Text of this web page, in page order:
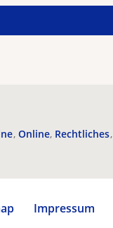
Online Rechtliches
Impressum